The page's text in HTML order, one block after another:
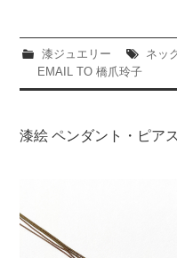
漆ジュエリー ネッ
EMAIL TO 橋爪玲子
漆絵 ペンダント・ピアス